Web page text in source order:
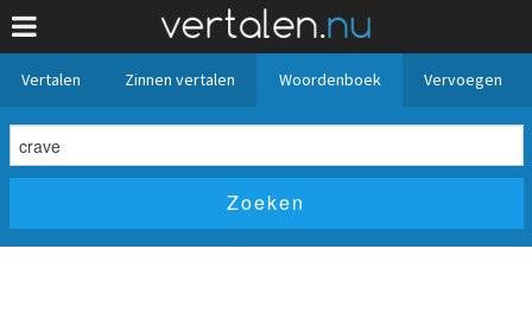
Vertalen Zinnen vertalen Woordenboek Vervoegen